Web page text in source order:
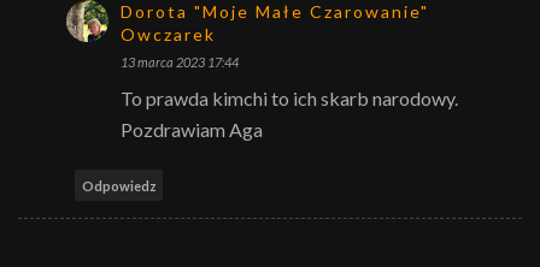
Dorota "Moje Małe Czarowanie"
Owczarek
13 marca 2023 17:44
To prawda kimchi to ich skarb narodowy.
Pozdrawiam Aga
Odpowiedz